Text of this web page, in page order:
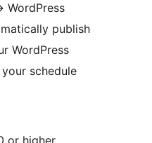
WordPress
publish
WordPress
schedule